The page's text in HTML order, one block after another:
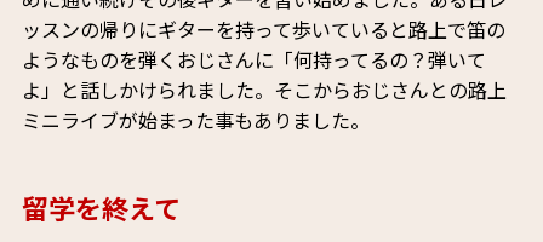
ッスンの帰りにギターを持って歩いていると路上で笛の
ようなものを弾くおじさんに「何持ってるの？弾いて
よ」と話しかけられました。そこからおじさんとの路上
ミニライブが始まった事もありました。
留学を終えて